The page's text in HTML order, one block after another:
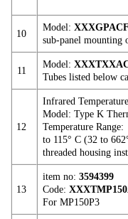
10
Model:
sub-panel mounting
11
Model:
Tubes listed below
12
Infrared
Model: Type K
Temperature
to 115° C (32 to
threaded housing
13
item no:3594399
Code:
For MP150P3